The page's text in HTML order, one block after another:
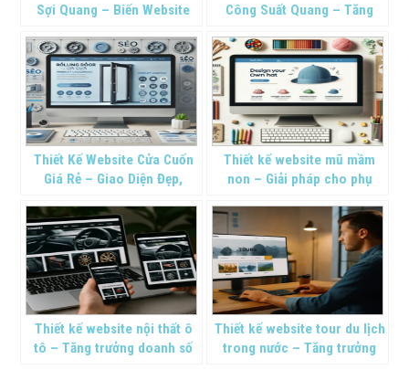
Sợi Quang – Biến Website
Của Bạn Trong Cuộc Đua
Chuyển Đổi Số
Công Suất Quang – Tăng
Đầu Thị Trường Ngách
Thiết Kế Website Cửa Cuốn
Giá Rẻ – Giao Diện Đẹp,
Thiết kế website mũ mầm
non – Giải pháp cho phụ
Thiết kế website nội thất ô
tô – Tăng trưởng doanh số
Thiết kế website tour du lịch
trong nước – Tăng trưởng